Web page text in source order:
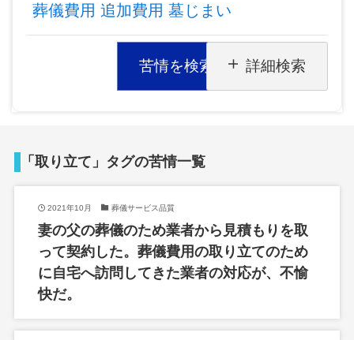
葬儀費用 追加費用 墓じまい
苦情を検索 詳細検索
「取り立て」タグの苦情一覧
2021年10月 葬儀サービス品質
妻の父の葬儀のため業者から見積もりを取
って契約した。葬儀費用の取り立てのため
に自宅へ訪問してきた業者の対応が、不愉
快だ。